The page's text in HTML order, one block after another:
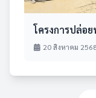
โครงการปล่อ
20 สิงหาคม